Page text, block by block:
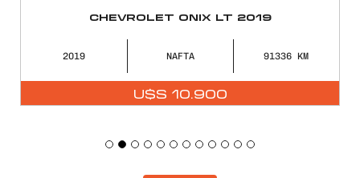
CHEVROLET ONIX LT 2019
2019 NAFTA 91336
U$S 10.900